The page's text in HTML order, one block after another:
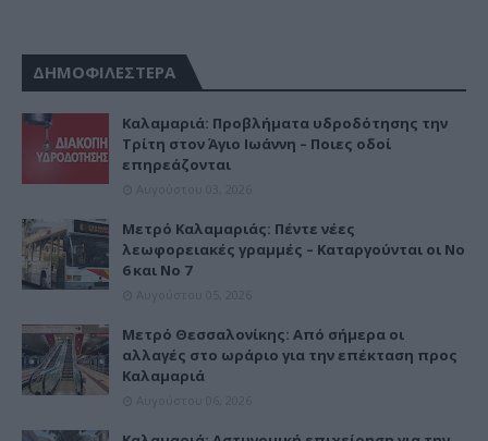
ΔΗΜΟΦΙΛΕΣΤΕΡΑ
Καλαμαριά: Προβλήματα υδροδότησης την
Τρίτη στον Άγιο Ιωάννη – Ποιες οδοί
επηρεάζονται
Μετρό Καλαμαριάς: Πέντε νέες
λεωφορειακές γραμμές – Καταργούνται οι Νο
6 και Νο 7
Μετρό Θεσσαλονίκης: Από σήμερα οι
αλλαγές στο ωράριο για την επέκταση προς
Καλαμαριά